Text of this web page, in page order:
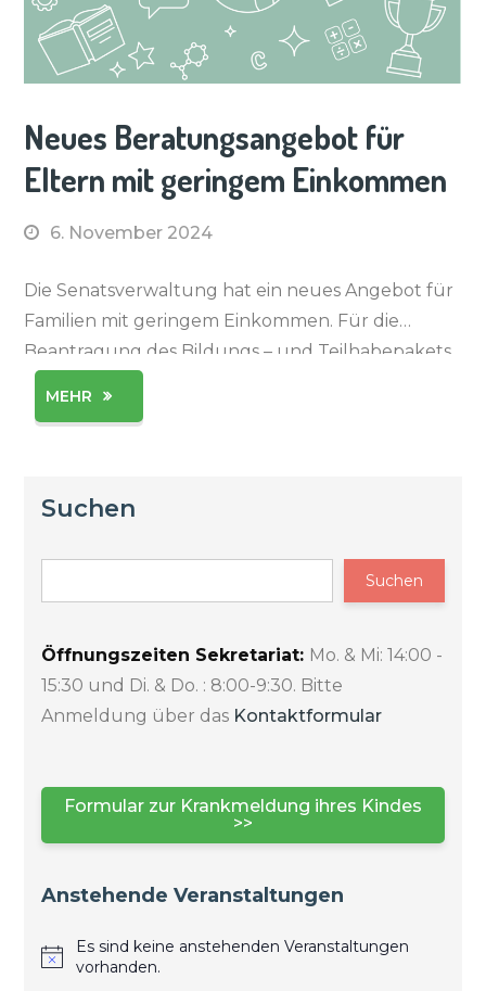
Neues Beratungsangebot für
Eltern mit geringem Einkommen
6. November 2024
Die Senatsverwaltung hat ein neues Angebot für
Familien mit geringem Einkommen. Für die
Beantragung des Bildungs – und Teilhabepakets
kann ein Beratungsangebot in Anspruch
für die […]
MEHR
Suchen
Suchen
Öffnungszeiten Sekretariat: Mo. & Mi: 14:00 -
15:30 und Di. & Do. : 8:00-9:30. Bitte
Anmeldung über das Kontaktformular
Formular zur Krankmeldung ihres Kindes
>>
Anstehende Veranstaltungen
Es sind keine anstehenden Veranstaltungen
vorhanden.